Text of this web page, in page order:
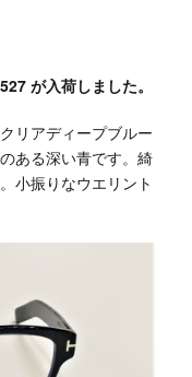
が入荷しました。
リアディープブルー
ある深い青です。綺
小振りなウエリント